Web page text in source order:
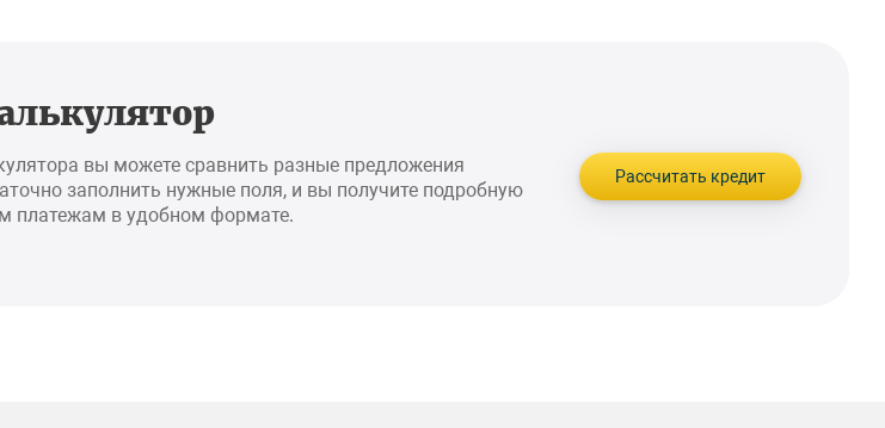
вы можете сравнить разные предложения
заполнить нужные поля, и вы получите подробную
платежам в удобном формате.
Рассчитать кредит